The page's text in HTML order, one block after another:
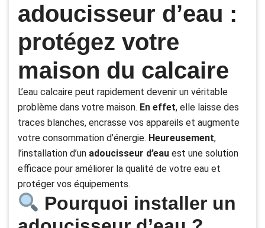
adoucisseur d’eau :
protégez votre
maison du calcaire
L’eau calcaire peut rapidement devenir un véritable
problème dans votre maison. En effet, elle laisse des
traces blanches, encrasse vos appareils et augmente
votre consommation d’énergie. Heureusement,
l’installation d’un adoucisseur d’eau est une solution
efficace pour améliorer la qualité de votre eau et
protéger vos équipements.
Pourquoi installer un